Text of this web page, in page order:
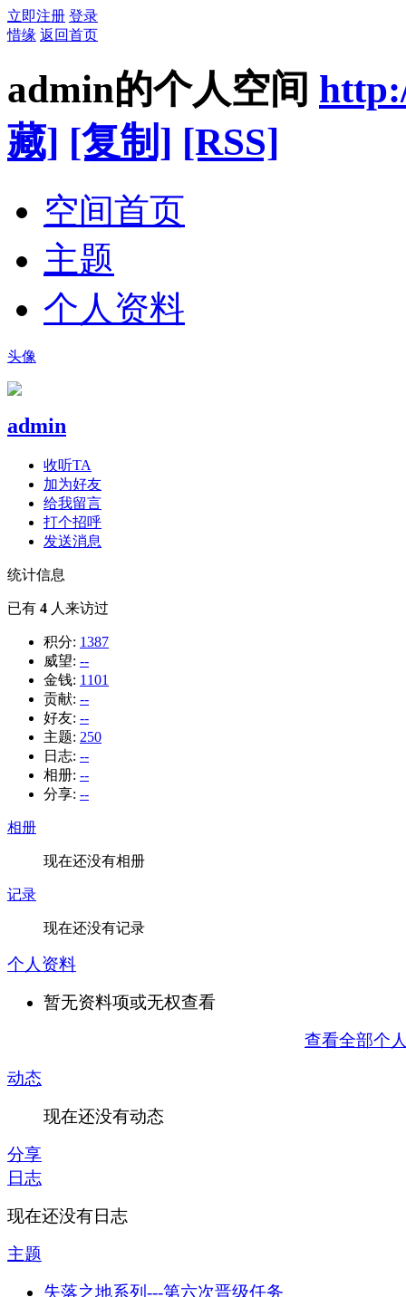
立即注册 登录
惜缘 返回首页
admin的个人空间
藏] [复制] [RSS]
空间首页
主题
个人资料
头像
admin
收听TA
加为好友
给我留言
打个招呼
发送消息
统计信息
已有 4 人来访过
积分: 1387
威望: --
金钱: 1101
贡献: --
好友: --
主题: 250
日志: --
相册: --
分享: --
相册
现在还没有相册
记录
现在还没有记录
个人资料
暂无资料项或无权查看
查看全部个
动态
现在还没有动态
分享
日志
现在还没有日志
主题
失落之地系列---第六次晋级任务